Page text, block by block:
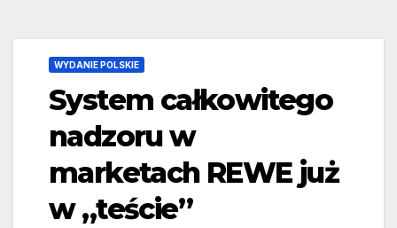
WYDANIE POLSKIE
System całkowitego
nadzoru w
marketach REWE już
w „teście”